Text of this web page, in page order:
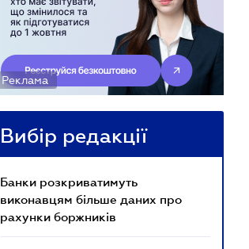
Реклама
Вибір редакції
Банки розкриватимуть
виконавцям більше даних про
рахунки боржників